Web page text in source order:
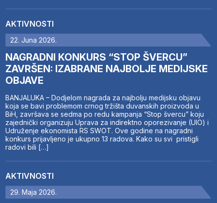
AKTIVNOSTI
22. Juna 2026.
NAGRADNI KONKURS “STOP ŠVERCU”
ZAVRŠEN: IZABRANE NAJBOLJE MEDIJSKE
OBJAVE
BANJALUKA – Dodjelom nagrada za najbolju medijsku objavu
koja se bavi problemom crnog tržišta duvanskih proizvoda u
BiH, završava se sedma po redu kampanja “Stop švercu” koju
zajednički organizuju Uprava za indirektno oporezivanje (UIO) i
Udruženje ekonomista RS SWOT. Ove godine na nagradni
konkurs prijavljeno je ukupno 13 radova. Kako su svi pristigli
radovi bili […]
AKTIVNOSTI
29. Maja 2026.